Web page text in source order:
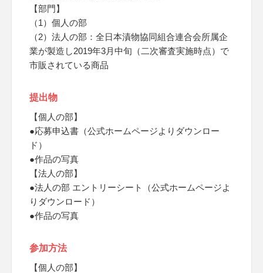
【部門】
（1）個人の部
（2）法人の部：全日本漬物協同組合連合会所属企
業が製造し2019年3月中旬（二次審査実施時点）で
市販されている商品
提出物
【個人の部】
●応募申込書（公式ホームページよりダウンロー
ド）
●作品の写真
【法人の部】
●法人の部 エントリーシート（公式ホームページよ
りダウンロード）
●作品の写真
参加方法
【個人の部】